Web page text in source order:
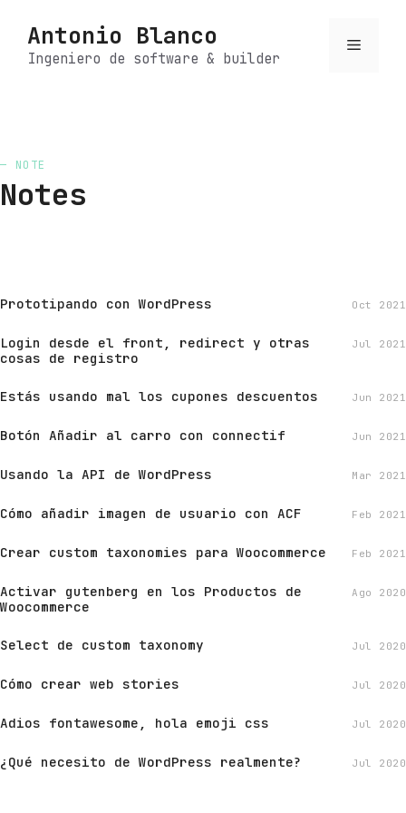
contenido
Antonio Blanco
Ingeniero de software & builder
Menú
— NOTE
Notes
Prototipando con WordPress Oct 2021
Login desde el front, redirect y otras
cosas de registro
Jul 2021
Estás usando mal los cupones descuentos Jun 2021
Botón Añadir al carro con connectif Jun 2021
Usando la API de WordPress Mar 2021
Cómo añadir imagen de usuario con ACF Feb 2021
Crear custom taxonomies para Woocommerce Feb 2021
Activar gutenberg en los Productos de
Woocommerce
Ago 2020
Select de custom taxonomy Jul 2020
Cómo crear web stories Jul 2020
Adios fontawesome, hola emoji css Jul 2020
¿Qué necesito de WordPress realmente? Jul 2020